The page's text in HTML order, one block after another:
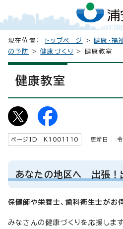
現在位置： トップページ >健康・福
の予防
>健康づくり > 健康教室
健康教室
ページID K 1001110 更新日
あなたの地区へ 出張！
保健師や栄養士、歯科衛生士がお
みなさんの健康づくりを応援しま